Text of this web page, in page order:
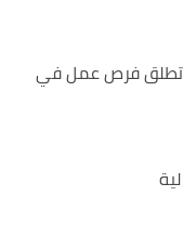
تطلق فرص عمل في